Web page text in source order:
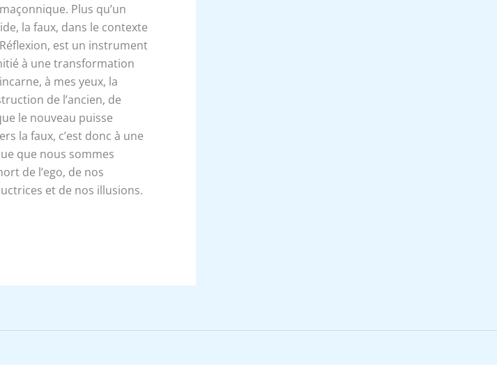
Plus qu’un
la faux, dans le contexte
est un instrument
à une transformation
à mes yeux, la
de l’ancien, de
le nouveau puisse
la faux, c’est donc à une
que nous sommes
de l’ego, de nos
et de nos illusions.